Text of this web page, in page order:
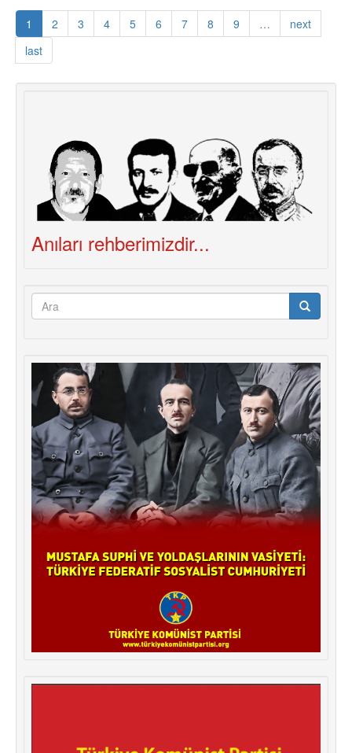
Kaleler
1 2 3 4 5 6 7 8 9 …
next
last
Anıları rehberimizdir...
Arama